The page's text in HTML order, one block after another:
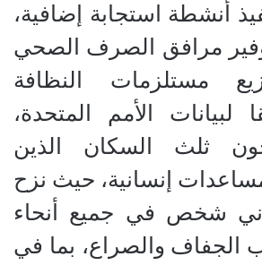
أنشطة استجابة إضافية،
مرافق الصرف الصحي
مستلزمات النظافة
لبيانات الأمم المتحدة،
ثلث السكان الذين
إنسانية، حيث نزح
شخص في جميع أنحاء
الجفاف والصراع، بما في